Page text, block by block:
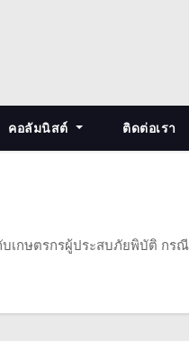
คอลัมนิสต์ ติดต่อเรา
เกษตรกรผู้ประสบภัยพิบัติ